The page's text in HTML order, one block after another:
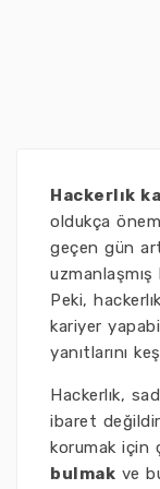
Hackerlık
oldukça
geçen gün
uzmanlaşmış
Peki,
kariyer
yanıtlarını
Hackerlık,
ibaret
korumak için
bulmak ve